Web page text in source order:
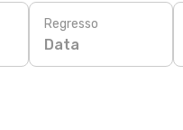
Regresso
Data